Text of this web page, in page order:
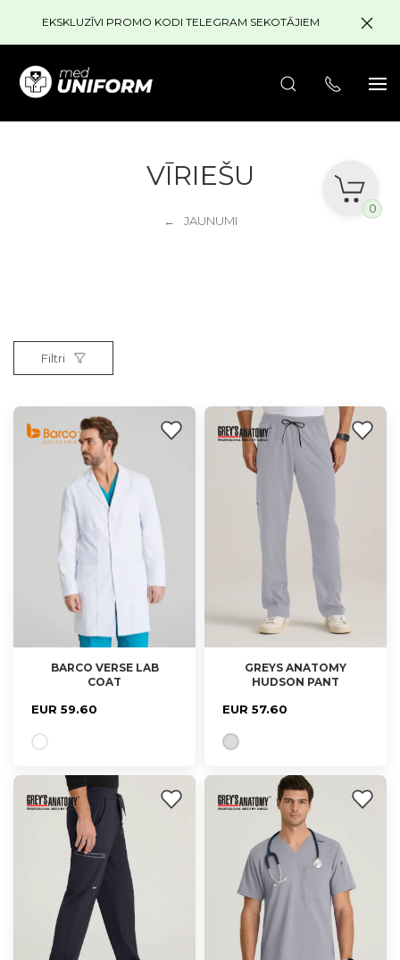
EKSKLUZĪVI PROMO KODI TELEGRAM SEKOTĀJIEM
0
VĪRIEŠU
JAUNUMI
Filtri
S, M, L, XL
BARCO VERSE LAB
COAT
EUR 59.60
M, L, XL
GREYS ANATOMY
HUDSON PANT
EUR 57.60